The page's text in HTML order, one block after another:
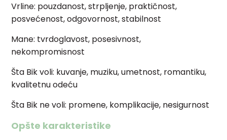
Vrline: pouzdanost, strpljenje, praktičnost,
posvećenost, odgovornost, stabilnost
Mane: tvrdoglavost, posesivnost,
nekompromisnost
Šta Bik voli: kuvanje, muziku, umetnost, romantiku,
kvalitetnu odeću
Šta Bik ne voli: promene, komplikacije, nesigurnost
Opšte karakteristike